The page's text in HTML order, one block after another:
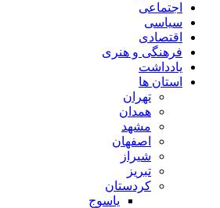
اجتماعی
سیاسی
اقتصادی
فرهنگی و هنری
یادداشت
استان ها
تهران
همدان
مشهد
اصفهان
شیراز
تبریز
کردستان
یاسوج